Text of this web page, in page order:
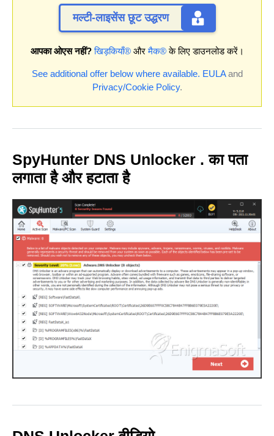
मल्टी-लाइसेंस छूट उद्धरण
आपका ओएस नहीं? खिड़कियाँ®औरमैक®के लिए डाउनलोड करें।
See additional offer below where available. EULAand
Privacy/Cookie Policy.
SpyHunter DNS Unlocker . का पता
लगाता है और हटाता है